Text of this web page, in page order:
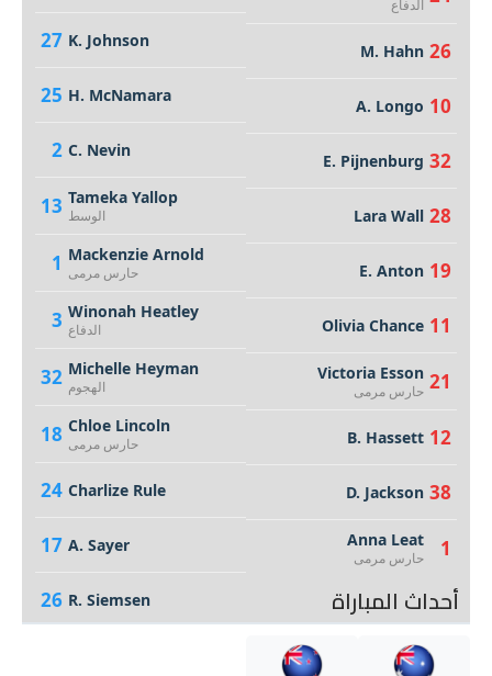
27 K. Johnson
25 H. McNamara
2 C. Nevin
13 Tameka Yallop
الوسط
1 Mackenzie Arnold
حارس مرمى
3 Winonah Heatley
الدفاع
32 Michelle Heyman
الهجوم
18 Chloe Lincoln
حارس مرمى
24 Charlize Rule
17 A. Sayer
26 R. Siemsen
الدفاع
26
M. Hahn
10
A. Longo
32
E. Pijnenburg
28
Lara Wall
19
E. Anton
11
Olivia Chance
21
Victoria Esson
حارس مرمى
12
B. Hassett
38
D. Jackson
1
Anna Leat
حارس مرمى
أحداث المباراة